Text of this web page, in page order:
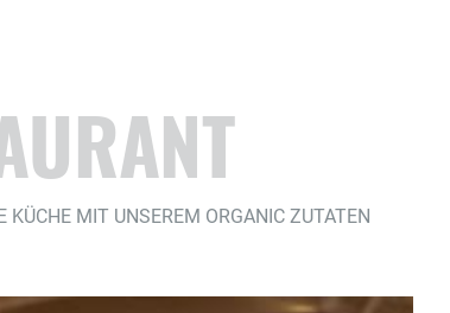
KÜCHE MIT UNSEREM ORGANIC ZUTATEN